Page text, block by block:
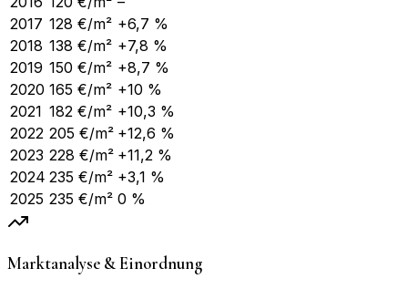
2017 128 €/m² +6,7 %
2018 138 €/m² +7,8 %
2019 150 €/m² +8,7 %
2020 165 €/m² +10 %
2021 182 €/m² +10,3 %
2022 205 €/m² +12,6 %
2023 228 €/m² +11,2 %
2024 235 €/m² +3,1 %
2025 235 €/m² 0 %
Marktanalyse & Einordnung